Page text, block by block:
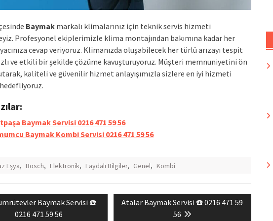
Baymak markalı klimalarınız için teknik servis hizmeti
Profesyonel ekiplerimizle klima montajından bakımına kadar her
cevap veriyoruz. Klimanızda oluşabilecek her türlü arızayı tespit
ve etkili bir şekilde çözüme kavuşturuyoruz. Müşteri memnuniyetini ön
kaliteli ve güvenilir hizmet anlayışımızla sizlere en iyi hizmeti
Baymak Servisi 0216 471 59 56
Baymak Kombi Servisi 0216 471 59 56
Eşya, Bosch, Elektronik, Faydalı Bilgiler, Genel, Kombi
Baymak Servisi ☎️
0216 471 59 56
Next
Atalar Baymak Servisi ☎️ 0216 471 59
56